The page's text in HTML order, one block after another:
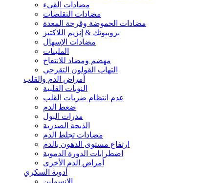
مضادات القيء
مضادات التقلصات
مضادات الحموضة وقرحة المعدة
بروبيوتك & إنزيم اللاكتيز
مضادات الإسهال
الملينات
مهضم ومضاد للانتفاخ
التهاب القولون التقرحي
أمراض الدم والقلب
النوبات القلبية
عدم انتظام ضربات القلب
ضغط الدم
مدرات البول
الذبحة الصدرية
مضادات تجلط الدم
ارتفاع مستوى الدهون بالدم
اضطرابات الدورة الدموية
أمراض الدم الأخرى
أدوية السكري
الانسولين